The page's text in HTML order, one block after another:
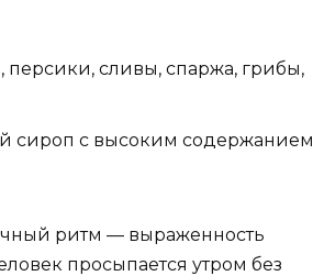
персики, сливы, спаржа, грибы,
сироп с высоким содержанием
ритм — выраженность
просыпается утром без